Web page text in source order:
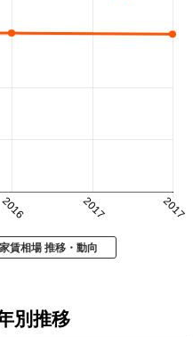
2016 2017 2017
賃相場 推移・動向
別推移